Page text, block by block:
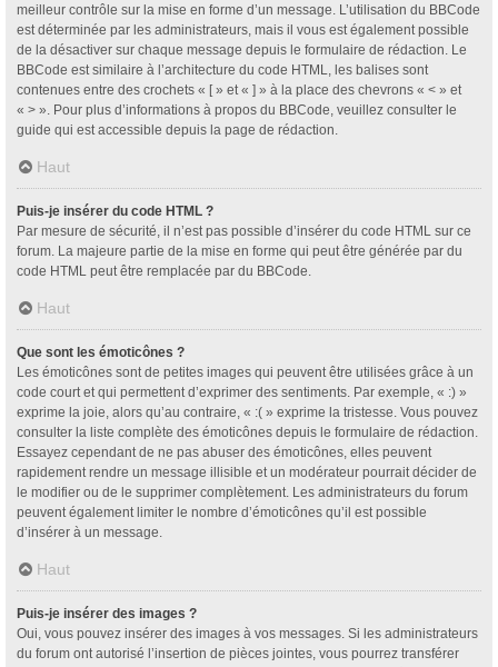
meilleur contrôle sur la mise en forme d’un message. L’utilisation du BBCode
est déterminée par les administrateurs, mais il vous est également possible
de la désactiver sur chaque message depuis le formulaire de rédaction. Le
BBCode est similaire à l’architecture du code HTML, les balises sont
contenues entre des crochets « [ » et « ] » à la place des chevrons « < » et
« > ». Pour plus d’informations à propos du BBCode, veuillez consulter le
guide qui est accessible depuis la page de rédaction.
Haut
Puis-je insérer du code HTML ?
Par mesure de sécurité, il n’est pas possible d’insérer du code HTML sur ce
forum. La majeure partie de la mise en forme qui peut être générée par du
code HTML peut être remplacée par du BBCode.
Haut
Que sont les émoticônes ?
Les émoticônes sont de petites images qui peuvent être utilisées grâce à un
code court et qui permettent d’exprimer des sentiments. Par exemple, « :) »
exprime la joie, alors qu’au contraire, « :( » exprime la tristesse. Vous pouvez
consulter la liste complète des émoticônes depuis le formulaire de rédaction.
Essayez cependant de ne pas abuser des émoticônes, elles peuvent
rapidement rendre un message illisible et un modérateur pourrait décider de
le modifier ou de le supprimer complètement. Les administrateurs du forum
peuvent également limiter le nombre d’émoticônes qu’il est possible
d’insérer à un message.
Haut
Puis-je insérer des images ?
Oui, vous pouvez insérer des images à vos messages. Si les administrateurs
du forum ont autorisé l’insertion de pièces jointes, vous pourrez transférer